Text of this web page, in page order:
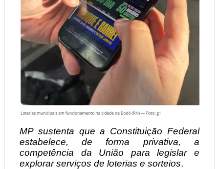
MP sustenta que a Constituição Federal
estabelece, de forma privativa, a
competência da União para legislar e
explorar serviços de loterias e sorteios.